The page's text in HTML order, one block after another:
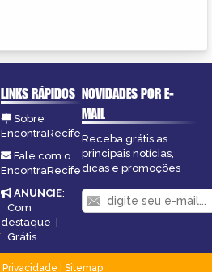
LINKS RÁPIDOS
Sobre
EncontraRecife
Fale com o
EncontraRecife
ANUNCIE:
Com
destaque |
Grátis
NOVIDADES POR E-
MAIL
Receba grátis as
principais notícias,
dicas e promoções
Privacidade
Sitemap